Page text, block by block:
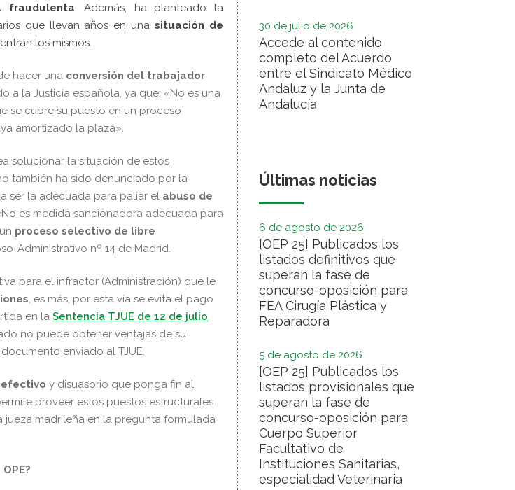
fraudulenta . Además, ha planteado la
que llevan años en unasituación de
los mismos.
hacer una conversión del trabajador
a la Justicia española, ya que: «No es una
se cubre su puesto en un proceso
amortizado la plaza».
solucionar la situación de estos
también ha sido denunciado por la
ser la adecuada para paliar el abuso de
es medida sancionadora adecuada para
proceso selectivo de libre
Administrativo nº 14 de Madrid.
para el infractor (Administración) que le
, es más, por esta vía se evita el pago
en la Sentencia TJUE de 12 de julio
no puede obtener ventajas de su
enviado al TJUE.
efectivo y disuasorio que ponga fin al
proveer estos puestos estructurales
madrileña en la pregunta formulada
30 de julio de 2026
Accede al contenido
completo del Acuerdo
entre el Sindicato Médico
Andaluz y la Junta de
Andalucía
Últimas noticias
6 de agosto de 2026
[OEP 25] Publicados los
listados definitivos que
superan la fase de
concurso-oposición para
FEA Cirugía Plástica y
Reparadora
5 de agosto de 2026
[OEP 25] Publicados los
listados provisionales que
superan la fase de
concurso-oposición para
Cuerpo Superior
Facultativo de
Instituciones Sanitarias,
especialidad Veterinaria